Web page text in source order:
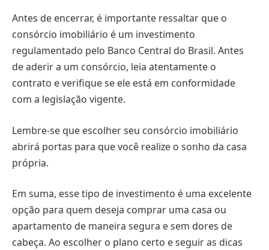
Antes de encerrar, é importante ressaltar que o
consórcio imobiliário é um investimento
regulamentado pelo Banco Central do Brasil. Antes
de aderir a um consórcio, leia atentamente o
contrato e verifique se ele está em conformidade
com a legislação vigente.
Lembre-se que escolher seu consórcio imobiliário
abrirá portas para que você realize o sonho da casa
própria.
Em suma, esse tipo de investimento é uma excelente
opção para quem deseja comprar uma casa ou
apartamento de maneira segura e sem dores de
cabeça. Ao escolher o plano certo e seguir as dicas